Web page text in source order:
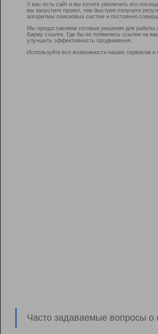
У вас есть сайт и вы хотите увеличить его
вы запустите проект, тем быстрее получите
алгоритмы поисковых систем и постоянно
Мы предоставляем готовые решения для
Биржу ссылок. Где бы не появились ссылки на
улучшить эффективность продвижения.
Используйте все возможности наших сервисов и
Часто задаваемые вопросы о